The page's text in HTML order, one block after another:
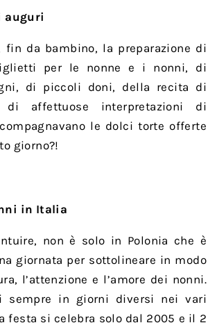
auguri
fin da bambino, la preparazione di
per le nonne e i nonni, di
di piccoli doni, della recita di
di affettuose interpretazioni di
le dolci torte offerte
giorno?!
in Italia
non è solo in Polonia che è
giornata per sottolineare in modo
l’attenzione e l’amore dei nonni.
sempre in giorni diversi nei vari
festa si celebra solo dal 2005 e il 2